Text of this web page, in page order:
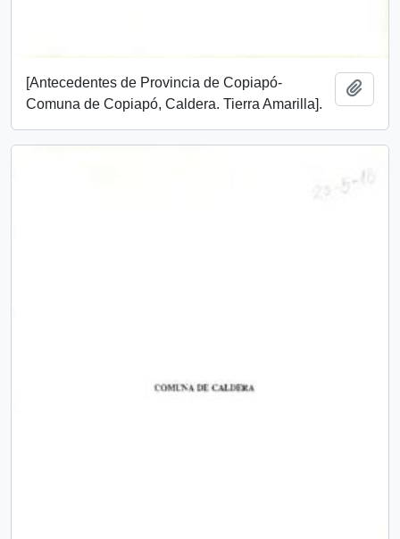
[Antecedentes de Provincia de Copiapó-
Comuna de Copiapó, Caldera. Tierra Amarilla].